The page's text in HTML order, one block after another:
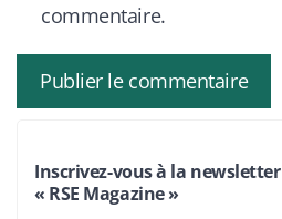
commentaire.
Inscrivez-vous à la newsletter
« RSE Magazine »